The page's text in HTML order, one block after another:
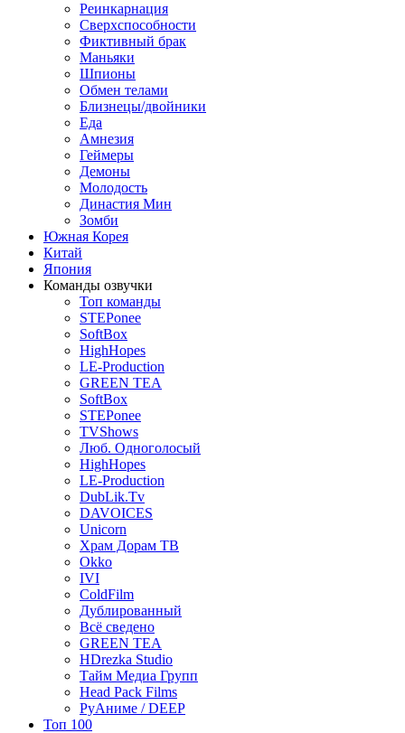
Реинкарнация
Сверхспособности
Фиктивный брак
Маньяки
Шпионы
Обмен телами
Близнецы/двойники
Еда
Амнезия
Геймеры
Демоны
Молодость
Династия Мин
Зомби
Южная Корея
Китай
Япония
Команды озвучки
Топ команды
STEPonee
SoftBox
HighHopes
LE-Production
GREEN TEA
SoftBox
STEPonee
TVShows
Люб. Одноголосый
HighHopes
LE-Production
DubLik.Tv
DAVOICES
Unicorn
Храм Дорам ТВ
Okko
IVI
ColdFilm
Дублированный
Всё сведено
GREEN TEA
HDrezka Studio
Тайм Медиа Групп
Head Pack Films
РуАниме / DEEP
Топ 100